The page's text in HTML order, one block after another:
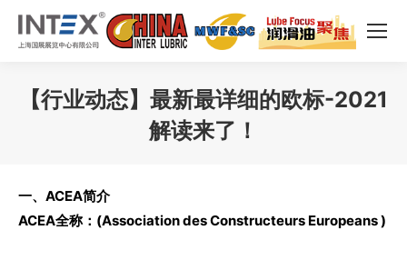
【行业动态】最新最详细的欧标-2021
解读来了！
一、ACEA简介
ACEA全称：(Association des Constructeurs Europeans )